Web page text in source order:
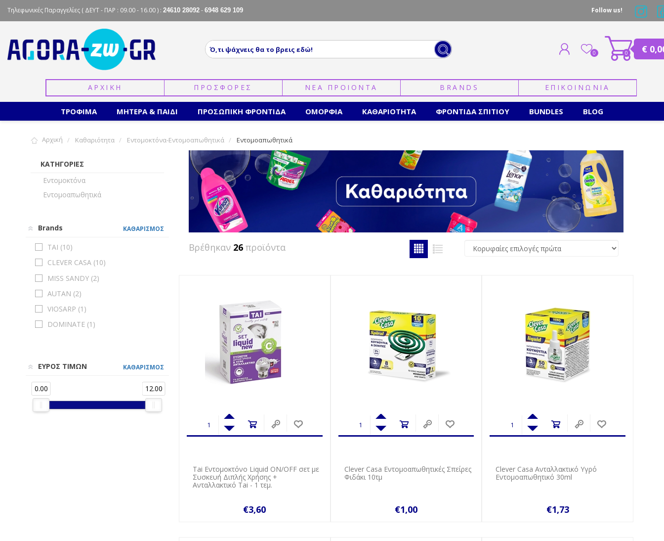
Τηλεφωνικές Παραγγελίες ( ΔΕΥΤ - ΠΑΡ : 09.00 - 16.00 ) : 24610 28092 - 6948 629 109 Follow us!
ΣΥΝΔΕΣΗ
0 €
0
ΑΡΧΙΚΗ ΠΡΟΣΦΟΡΕΣ ΝΕΑ ΠΡΟΙΟΝΤΑ BRANDS ΕΠΙΚΟΙΝΩΝΙΑ
ΤΡΟΦΙΜΑ ΜΗΤΕΡΑ & ΠΑΙΔΙ ΠΡΟΣΩΠΙΚΗ ΦΡΟΝΤΙΔΑ ΟΜΟΡΦΙΑ ΚΑΘΑΡΙΟΤΗΤΑ ΦΡΟΝΤΙΔΑ ΣΠΙΤΙΟΥ BUNDLES BLOG
Αρχική Καθαριότητα Εντομοκτόνα-Εντομοαπωθητικά Εντομοαπωθητικά
ΚΑΤΗΓΟΡΙΕΣ
Εντομοκτόνα
Εντομοαπωθητικά
Brands ΚΑΘΑΡΙΣΜΟΣ
TAI (10)
CLEVER CASA (10)
MISS SANDY (2)
AUTAN (2)
VIOSARP (1 )
DOMINATE (1 )
ΕΥΡΟΣ ΤΙΜΩΝ ΚΑΘΑΡΙΣΜΟΣ
0.00 12.00
Βρέθηκαν 26 προϊόντα
Tai Εντομοκτόνο Liquid ON/OFF σετ με
Συσκευή Διπλής Χρήσης +
Ανταλλακτικό Tai - 1 τεμ.
€3,60
Clever Casa Εντομοαπωθητικές Σπείρες
Φιδάκι 10τμ
€1,00
Clever Casa Ανταλλακτικό Υγρό
Εντομοαπωθητικό 30ml
€1,73